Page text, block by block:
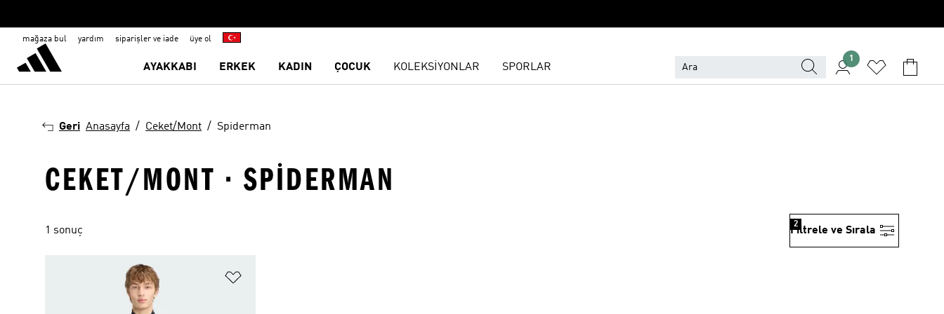
mağaza bul yardım siparişler ve iade üye ol
AYAKKABI ERKEK KADIN ÇOCUK KOLEKSİYONLAR SPORLAR
1
Geri Anasayfa Ceket/Mont Spiderman
CEKET/MONT · SPIDERMAN
1 sonuç Filtrele ve Sırala
2